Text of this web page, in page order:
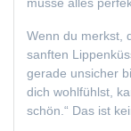
Wenn du merkst,
sanften
gerade unsicher
dich wohlfühlst,
schön.“ Das ist